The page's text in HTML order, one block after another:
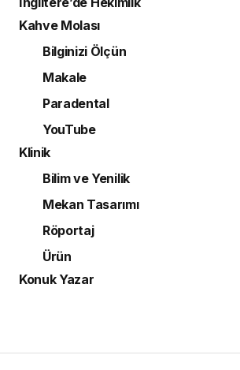
Kahve Molası
Bilginizi Ölçün
Makale
Paradental
YouTube
Klinik
Bilim ve Yenilik
Mekan Tasarımı
Röportaj
Ürün
Konuk Yazar